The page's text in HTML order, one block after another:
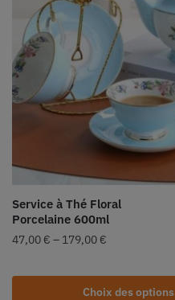
Service à Thé Floral
Porcelaine 600ml
47,00 € – 179,00 €
Choix des options